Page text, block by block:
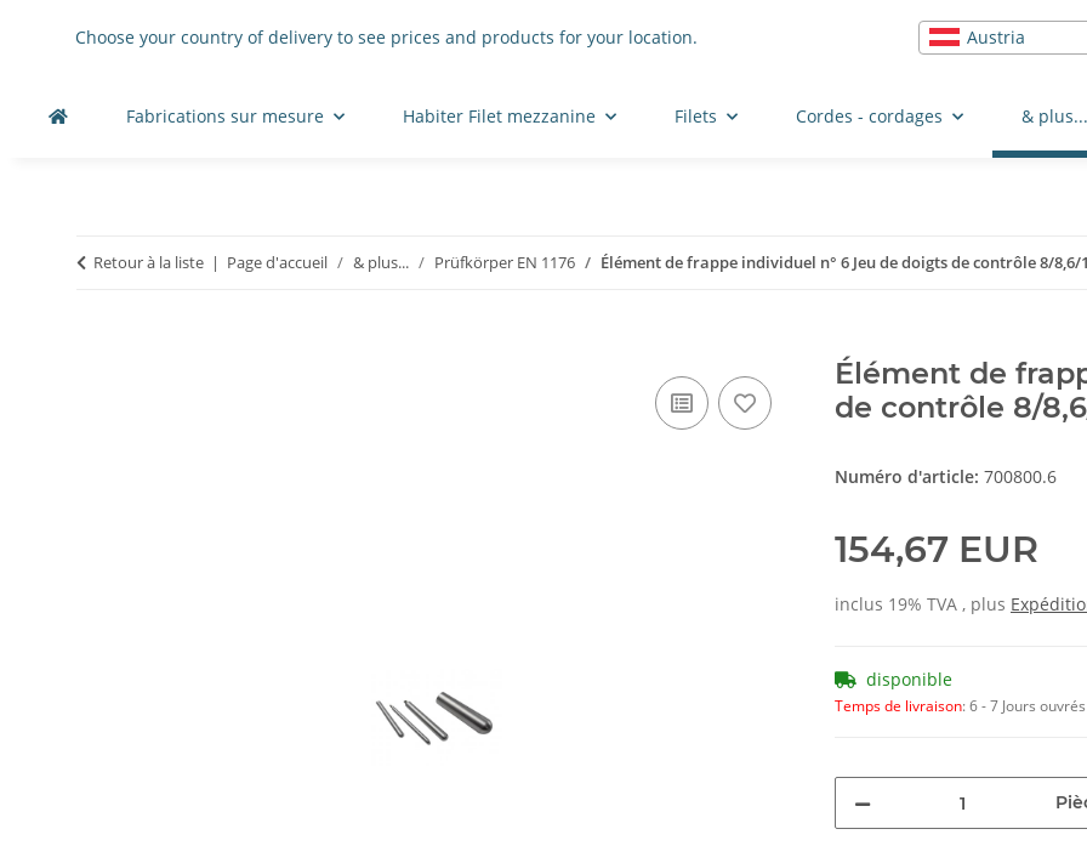
Choose your country of delivery to see prices and products for your location. Austria
Fabrications sur mesure Habiter Filet mezzanine Filets Cordes - cordages & plus...
Retour à la liste Page d'accueil & plus... Prüfkörper EN 1176 Élément de frappe individuel n° 6 Jeu de doigts de contrôle 8/8,6/
Élément de
de contrôle 8/
Numéro d'article: 700800.6
154,67 EUR
inclus 19% TVA , plus
disponible
Temps de livraison:6 - 7 Jours ouvrés